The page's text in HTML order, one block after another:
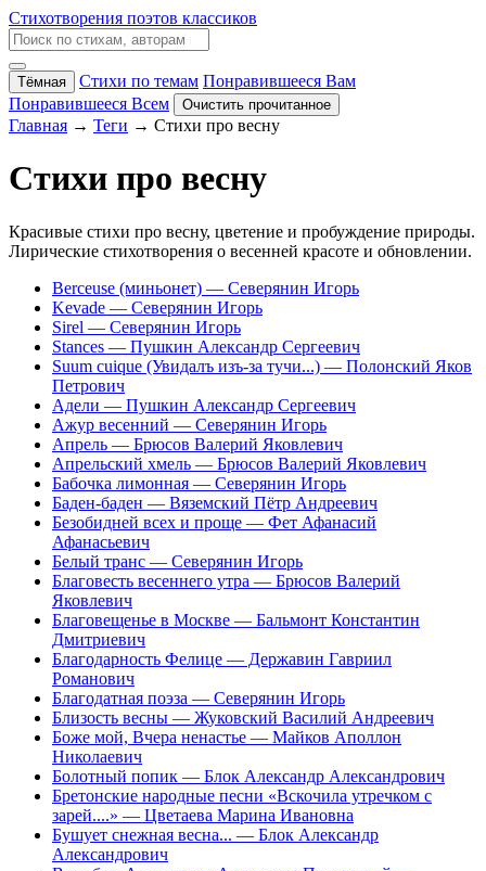
Стихотворения поэтов классиков
Тёмная Стихи по темам Понравившееся Вам
Понравившееся Всем
Очистить прочитанное
Главная → Теги → Стихи про весну
Стихи про весну
Красивые стихи про весну, цветение и пробуждение природы.
Лирические стихотворения о весенней красоте и обновлении.
Berceuse (миньонет) — Северянин Игорь
Kevade — Северянин Игорь
Sirel — Северянин Игорь
Stances — Пушкин Александр Сергеевич
Suum cuique (Увидалъ изъ-за тучи...) — Полонский Яков
Петрович
Адели — Пушкин Александр Сергеевич
Ажур весенний — Северянин Игорь
Апрель — Брюсов Валерий Яковлевич
Апрельский хмель — Брюсов Валерий Яковлевич
Бабочка лимонная — Северянин Игорь
Баден-баден — Вяземский Пётр Андреевич
Безобидней всех и проще — Фет Афанасий
Афанасьевич
Белый транс — Северянин Игорь
Благовесть весеннего утра — Брюсов Валерий
Яковлевич
Благовещенье в Москве — Бальмонт Константин
Дмитриевич
Благодарность Фелице — Державин Гавриил
Романович
Благодатная поэза — Северянин Игорь
Близость весны — Жуковский Василий Андреевич
Боже мой, Вчера ненастье — Майков Аполлон
Николаевич
Болотный попик — Блок Александр Александрович
Бретонские народные песни «Вскочила утречком с
зарей....» — Цветаева Марина Ивановна
Бушует снежная весна... — Блок Александр
Александрович